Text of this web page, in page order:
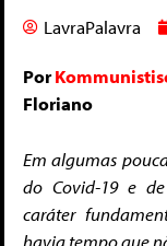
LavraPalavra
Por
Floriano
Em algumas
do Covid-19 e
caráter
havia tempo que